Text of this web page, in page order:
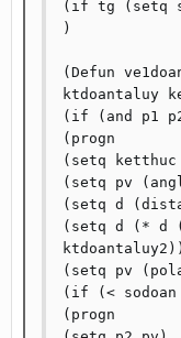
(if tg (setq
)
(Defun
ktdoantaluy
(if (and p1
(progn
(setq ketthuc
(setq pv
(setq d
(setq d (* d
(setq pv
(if (< sodoan
(progn